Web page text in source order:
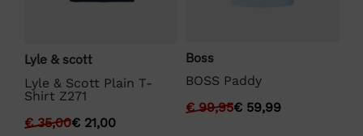
Lyle & scott
Lyle & Scott Plain T-
Shirt Z271
€35,00€ 21,00
Boss
BOSS Paddy
€99,95€ 59,99